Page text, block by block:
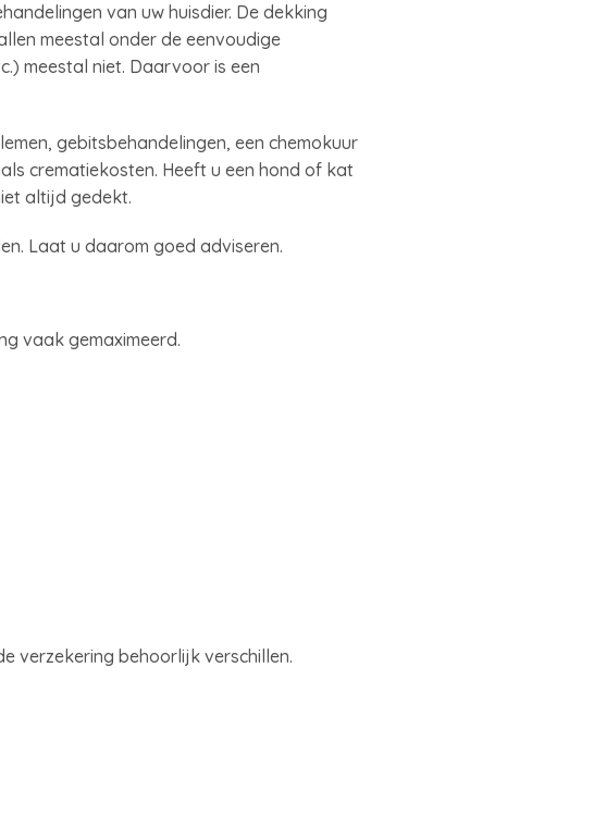
van uw huisdier. De dekking
meestal onder de eenvoudige
meestal niet. Daarvoor is een
gebitsbehandelingen, een chemokuur
crematiekosten. Heeft u een hond of kat
altijd gedekt.
Laat u daarom goed adviseren.
vaak gemaximeerd.
verzekering behoorlijk verschillen.